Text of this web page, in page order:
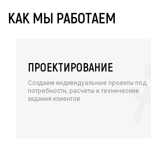
КАК МЫ РАБОТАЕМ
ПРОЕКТИРОВАНИЕ
Создаем индивидуальные проекты под
потребности, расчеты и технические
задания клиентов